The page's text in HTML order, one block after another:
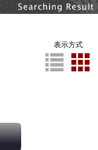
表示方式